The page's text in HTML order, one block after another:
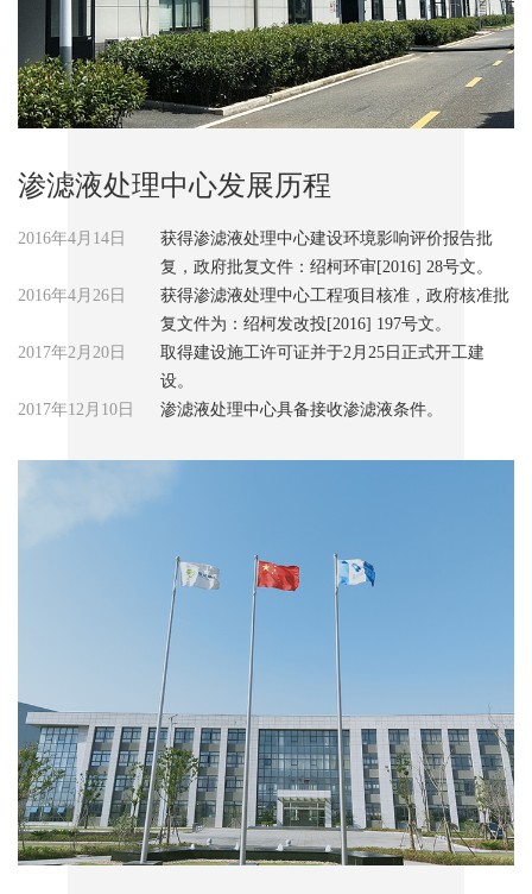
渗滤液处理中心发展历程
2016年4月14日
获得渗滤液处理中心建设环境影响评价报告批
复，政府批复文件：绍柯环审[2016] 28号文。
2016年4月26日
获得渗滤液处理中心工程项目核准，政府核准批
复文件为：绍柯发改投[2016] 197号文。
2017年2月20日
取得建设施工许可证并于2月25日正式开工建
设。
2017年12月10日
渗滤液处理中心具备接收渗滤液条件。